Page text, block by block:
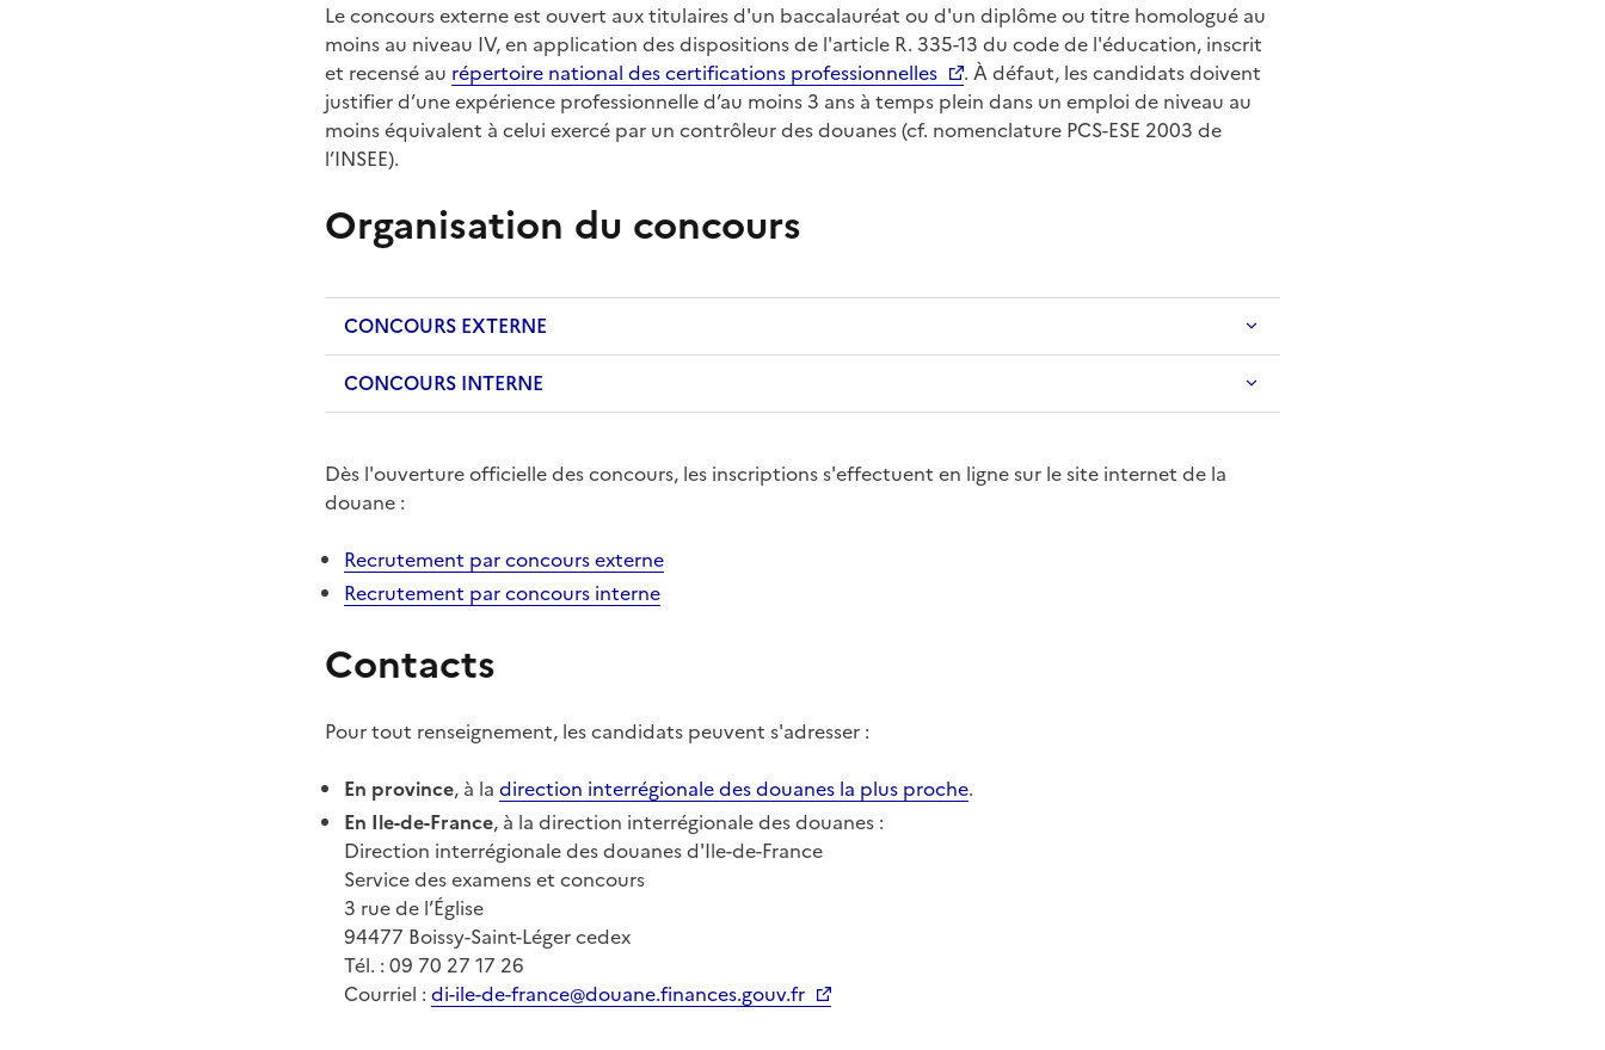
Le concours externe est ouvert aux titulaires d'un baccalauréat ou d'un diplôme ou titre homologué au
moins au niveau IV, en application des dispositions de l'article R. 335-13 du code de l'éducation, inscrit
et recensé au répertoire national des certifications professionnelles
. À défaut, les candidats doivent
justifier d’une expérience professionnelle d’au moins 3 ans à temps plein dans un emploi de niveau au
moins équivalent à celui exercé par un contrôleur des douanes (cf. nomenclature PCS-ESE 2003 de
l’INSEE).
Organisation du concours
CONCOURS EXTERNE
CONCOURS INTERNE
Dès l'ouverture officielle des concours, les inscriptions s'effectuent en ligne sur le site internet de la
douane :
Recrutement par concours externe
Recrutement par concours interne
Contacts
Pour tout renseignement, les candidats peuvent s'adresser :
En province, à la direction interrégionale des douanes la plus proche.
En Ile-de-France, à la direction interrégionale des douanes :
Direction interrégionale des douanes d'Ile-de-France
Service des examens et concours
3 rue de l’Église
94477 Boissy-Saint-Léger cedex
Tél. : 09 70 27 17 26
Courriel : di-ile-de-france@douane.finances.gouv.fr